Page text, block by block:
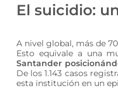
El suicidio:
A nivel global, más de
Esto equivale a una
Santander
De los 1.143 casos
esta institución en un